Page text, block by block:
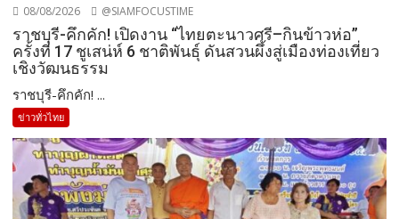
08/08/2026 @SIAMFOCUSTIME
ราชบุรี-คึกคัก! เปิดงาน “ไทยตะนาวศรี–กินข้าวห่อ”
ครั้งที่ 17 ชูเสน่ห์ 6 ชาติพันธุ์ ดันสวนผึ้งสู่เมืองท่องเที่ยว
เชิงวัฒนธรรม
ราชบุรี-คึกคัก! ...
ข่าวทั่วไทย